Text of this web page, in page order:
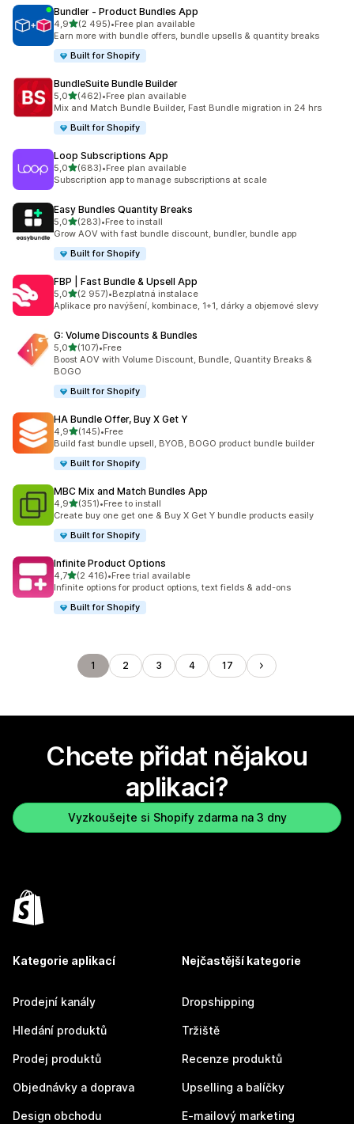
Bundler ‑ Product Bundles App
4,9z 5 hvězd
(2 495)
Celkový počet recenzí: 2495
•Free plan available
Earn more with bundle offers, bundle upsells & quantity breaks
Built for Shopify
BundleSuite Bundle Builder
5,0z 5 hvězd
(462)
Celkový počet recenzí: 462
•Free plan available
Mix and Match Bundle Builder, Fast Bundle migration in 24 hrs
Built for Shopify
Loop Subscriptions App
5,0z 5 hvězd
(683)
Celkový počet recenzí: 683
•Free plan available
Subscription app to manage subscriptions at scale
Easy Bundles Quantity Breaks
5,0z 5 hvězd
(283)
Celkový počet recenzí: 283
•Free to install
Grow AOV with fast bundle discount, bundler, bundle app
Built for Shopify
FBP | Fast Bundle & Upsell App
5,0z 5 hvězd
(2 957)
Celkový počet recenzí: 2957
•Bezplatná instalace
Aplikace pro navýšení, kombinace, 1+1, dárky a objemové slevy
G: Volume Discounts & Bundles
5,0z 5 hvězd
(107)
Celkový počet recenzí: 107
•Free
Boost AOV with Volume Discount, Bundle, Quantity Breaks &
BOGO
Built for Shopify
HA Bundle Offer, Buy X Get Y
4,9z 5 hvězd
(145)
Celkový počet recenzí: 145
•Free
Build fast bundle upsell, BYOB, BOGO product bundle builder
Built for Shopify
MBC Mix and Match Bundles App
4,9z 5 hvězd
(351)
Celkový počet recenzí: 351
•Free to install
Create buy one get one & Buy X Get Y bundle products easily
Built for Shopify
Infinite Product Options
4,7z 5 hvězd
(2 416)
Celkový počet recenzí: 2416
•Free trial available
Infinite options for product options, text fields & add-ons
Built for Shopify
1 2 3 4 17
Chcete přidat nějakou
aplikaci?
Vyzkoušejte si Shopify zdarma na 3 dny
Kategorie aplikací
Prodejní kanály
Hledání produktů
Prodej produktů
Objednávky a doprava
Design obchodu
Nejčastější kategorie
Dropshipping
Tržiště
Recenze produktů
Upselling a balíčky
E-mailový marketing